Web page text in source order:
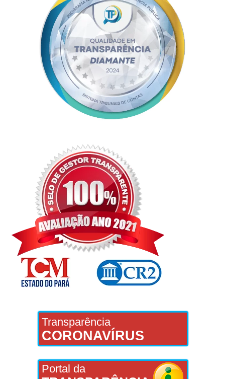
Transparência
CORONAVÍRUS
Portal da